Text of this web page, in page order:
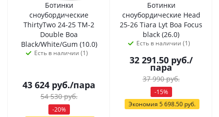
Ботинки
сноубордические
ThirtyTwo 24-25 TM-2
Double Boa
Black/White/Gum (10.0)
Есть в наличии (1)
43 624 руб./пара
54 530руб.
-20%
Ботинки
сноубордические Head
25-26 Tiara Lyt Boa Focus
black (26.0)
Есть в наличии (1)
32 291.50 руб./
пара
37 990руб.
-15%
Экономия 5 698.50руб.